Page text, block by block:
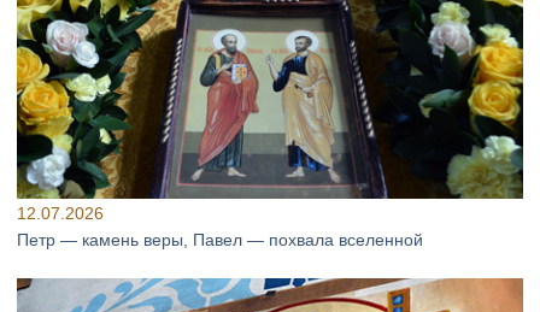
12.07.2026
Петр — камень веры, Павел — похвала вселенной